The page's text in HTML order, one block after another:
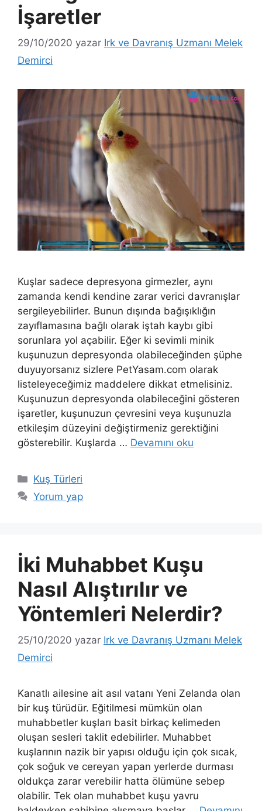
İşaretler
29/10/2020 yazar Irk ve Davranış Uzmanı Melek
Demirci
Kuşlar sadece depresyona girmezler, aynı
zamanda kendi kendine zarar verici davranışlar
sergileyebilirler. Bunun dışında bağışıklığın
zayıflamasına bağlı olarak iştah kaybı gibi
sorunlara yol açabilir. Eğer ki sevimli minik
kuşunuzun depresyonda olabileceğinden şüphe
duyuyorsanız sizlere PetYasam.com olarak
listeleyeceğimiz maddelere dikkat etmelisiniz.
Kuşunuzun depresyonda olabileceğini gösteren
işaretler, kuşunuzun çevresini veya kuşunuzla
etkileşim düzeyini değiştirmeniz gerektiğini
gösterebilir. Kuşlarda … Devamını oku
Kategoriler
Kuş Türleri
Yorum yap
İki Muhabbet Kuşu
Nasıl Alıştırılır ve
Yöntemleri Nelerdir?
25/10/2020 yazar Irk ve Davranış Uzmanı Melek
Demirci
Kanatlı ailesine ait asıl vatanı Yeni Zelanda olan
bir kuş türüdür. Eğitilmesi mümkün olan
muhabbetler kuşları basit birkaç kelimeden
oluşan sesleri taklit edebilirler. Muhabbet
kuşlarının nazik bir yapısı olduğu için çok sıcak,
çok soğuk ve cereyan yapan yerlerde durması
oldukça zarar verebilir hatta ölümüne sebep
olabilir. Tek olan muhabbet kuşu yavru